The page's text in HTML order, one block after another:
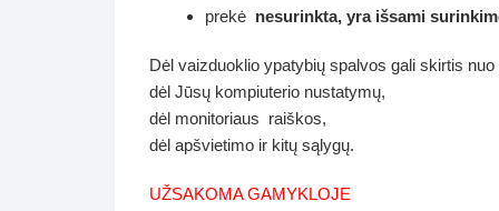
prekė nesurinkta, yraišsami
Dėl vaizduoklio ypatybių spalvos gali skirtis
dėl Jūsų kompiuterio nustatymų,
dėl monitoriaus raiškos,
dėl apšvietimo ir kitų sąlygų.
UŽSAKOMA GAMYKLOJE